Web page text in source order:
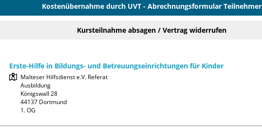
Kostenübernahme durch UVT - Abrechnungsformular Teilnehmer
Kursteilnahme absagen / Vertrag widerrufen
Erste-Hilfe in Bildungs- und Betreuungseinrichtungen für Kinder
Malteser Hilfsdienst e.V. Referat
Ausbildung
Königswall 28
44137 Dortmund
1. OG